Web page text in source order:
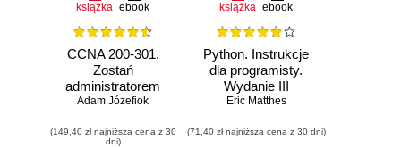
książka ebook
CCNA 200-301.
Zostań
administratorem
sieci
Cisco. Wydanie II
Adam Józefiok
(149,40 zł najniższa cena z 30
dni)
książka ebook
Python. Instrukcje
dla programisty.
Wydanie III
Eric Matthes
(71,40 zł najniższa cena z 30 dni)